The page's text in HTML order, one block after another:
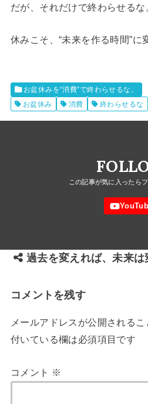
だが、それだけで終わらせるな
休みこそ、“未来を作る時間”に
お盆休みを“消費”で終わらせるな。
お盆休み
消費 終わらせるな
過去を変えれば、未来は
コメントを残す
メールアドレスが公開されるこ
付いている欄は必須項目です
コメント ※